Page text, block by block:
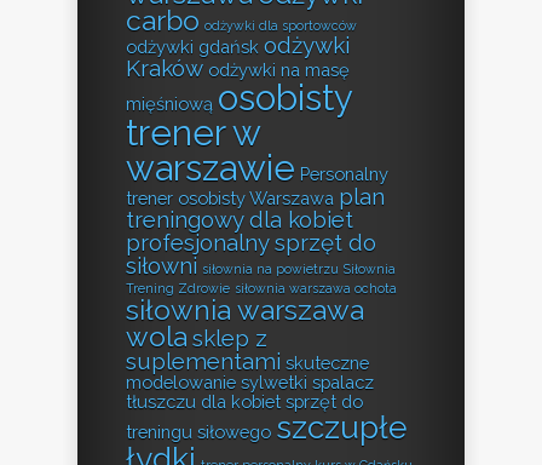
carbo odżywki dla sportowców
odżywki gdańsk odżywki
Kraków odżywki na masę
mięśniową osobisty
trener w
warszawie Personalny
trener osobisty Warszawa plan
treningowy dla kobiet
profesjonalny sprzęt do
siłowni siłownia na powietrzu Siłownia
Trening Zdrowie siłownia warszawa ochota
siłownia warszawa
wola sklep z
suplementami skuteczne
modelowanie sylwetki spalacz
tłuszczu dla kobiet sprzęt do
treningu siłowego szczupłe